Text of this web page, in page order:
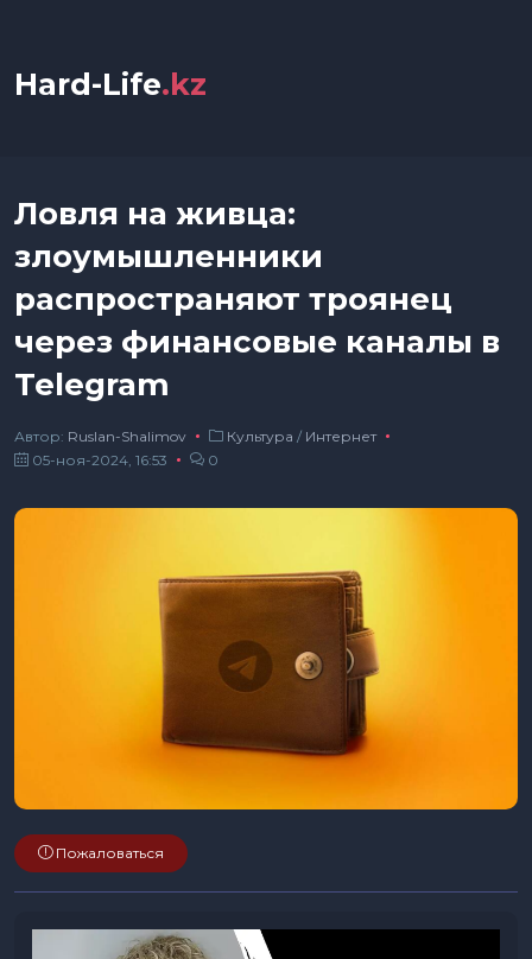
Hard-Life.kz
Ловля на живца:
злоумышленники
распространяют троянец
через финансовые каналы в
Telegram
Автор: Ruslan-Shalimov Культура / Интернет
05-ноя-2024, 16:53
0
Пожаловаться